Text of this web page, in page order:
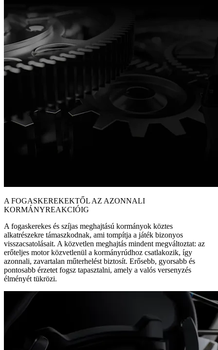
A FOGASKEREKEKTŐL AZ AZONNALI
KORMÁNYREAKCIÓIG
A fogaskerekes és szíjas meghajtású kormányok köztes
alkatrészekre támaszkodnak, ami tompítja a játék bizonyos
visszacsatolásait. A közvetlen meghajtás mindent megváltoztat: az
erőteljes motor közvetlenül a kormányrúdhoz csatlakozik, így
azonnali, zavartalan műterhelést biztosít. Erősebb, gyorsabb és
pontosabb érzetet fogsz tapasztalni, amely a valós versenyzés
élményét tükrözi.